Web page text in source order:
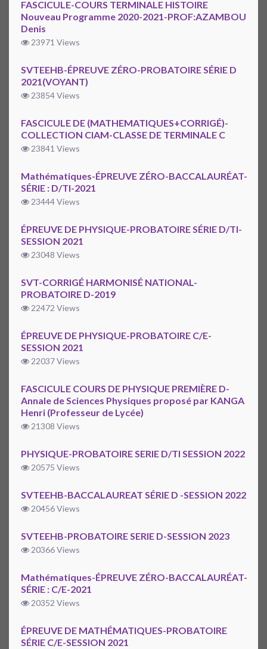
FASCICULE-COURS TERMINALE HISTOIRE
Nouveau Programme 2020-2021-PROF:AZAMBOU
Denis
23971 Views
SVTEEHB-ÉPREUVE ZÉRO-PROBATOIRE SÉRIE D
2021(VOYANT)
23854 Views
FASCICULE DE (MATHEMATIQUES+CORRIGÉ)-
COLLECTION CIAM-CLASSE DE TERMINALE C
23841 Views
Mathématiques-ÉPREUVE ZÉRO-BACCALAURÉAT-
SÉRIE : D/TI-2021
23444 Views
ÉPREUVE DE PHYSIQUE-PROBATOIRE SÉRIE D/TI-
SESSION 2021
23048 Views
SVT-CORRIGÉ HARMONISÉ NATIONAL-
PROBATOIRE D-2019
22472 Views
ÉPREUVE DE PHYSIQUE-PROBATOIRE C/E-
SESSION 2021
22037 Views
FASCICULE COURS DE PHYSIQUE PREMIÈRE D-
Annale de Sciences Physiques proposé par KANGA
Henri (Professeur de Lycée)
21308 Views
PHYSIQUE-PROBATOIRE SERIE D/TI SESSION 2022
20575 Views
SVTEEHB-BACCALAUREAT SÉRIE D -SESSION 2022
20456 Views
SVTEEHB-PROBATOIRE SERIE D-SESSION 2023
20366 Views
Mathématiques-ÉPREUVE ZÉRO-BACCALAURÉAT-
SÉRIE : C/E-2021
20352 Views
ÉPREUVE DE MATHÉMATIQUES-PROBATOIRE
SÉRIE C/E-SESSION 2021